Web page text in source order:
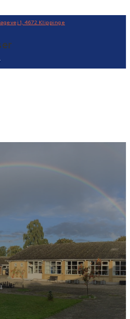
1, 4672 Klippinge